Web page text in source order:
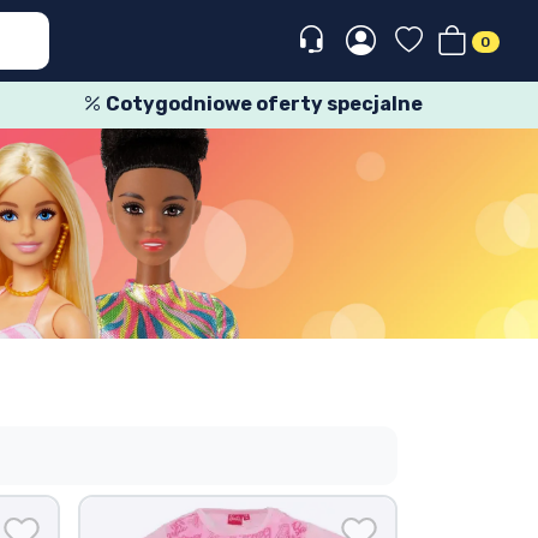
0
Cotygodniowe oferty specjalne